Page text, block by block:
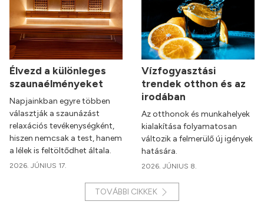
Élvezd a különleges
szaunaélményeket
Napjainkban egyre többen
választják a szaunázást
relaxációs tevékenységként,
hiszen nemcsak a test, hanem
a lélek is feltöltődhet általa.
2026. JÚNIUS 17.
Vízfogyasztási
trendek otthon és az
irodában
Az otthonok és munkahelyek
kialakítása folyamatosan
változik a felmerülő új igények
hatására.
2026. JÚNIUS 8.
TOVÁBBI CIKKEK